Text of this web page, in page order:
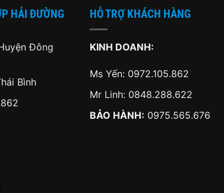
HẢI ĐƯỜNG
Đông
Bình
HỖ TRỢ KHÁCH HÀNG
KINH DOANH:
Ms Yến: 0972.105.862
Mr Linh: 0848.288.622
BẢO HÀNH: 0975.565.676